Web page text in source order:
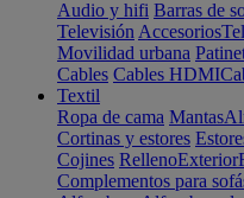
Audio y hifi Barras de
Televisión Accesorios
Movilidad urbana
Cables Cables HDMI
Textil
Ropa de cama Mantas
Cortinas y estores
Cojines RellenoExterior
Complementos para